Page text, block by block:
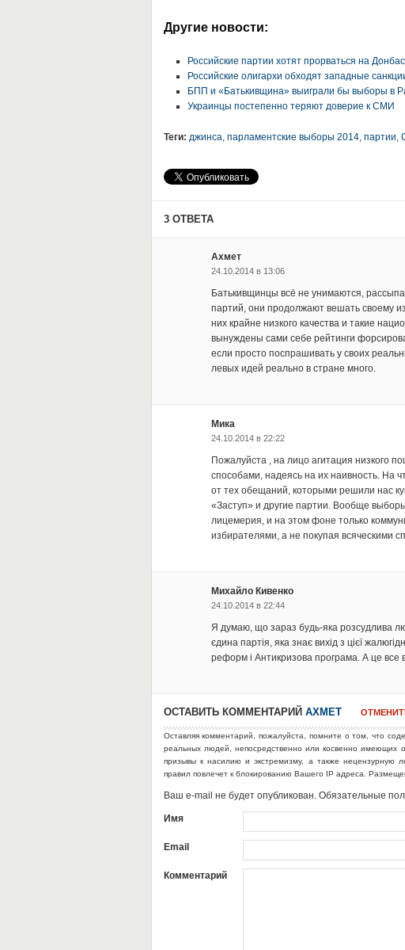
Другие новости:
Российские партии хотят прорваться на
Российские олигархи обходят западные
БПП и «Батькивщина» выиграли бы выборы в
Украинцы постепенно теряют доверие к СМИ
Теги: джинса, парламентские выборы 2014, партии,
3 ОТВЕТА
Ахмет
24.10.2014 в 13:06
Батькивщинцы всё не унимаются,
партий, они продолжают вешать своему
них крайне низкого качества и такие
вынуждены сами себе рейтинги
если просто поспрашивать у своих
левых идей реально в стране много.
Мика
24.10.2014 в 22:22
Пожалуйста , на лицо агитация низкого
способами, надеясь на их наивность. На
от тех обещаний, которыми решили нас
«Заступ» и другие партии. Вообще
лицемерия, и на этом фоне только
избирателями, а не покупая всяческими
Михайло Кивенко
24.10.2014 в 22:44
Я думаю, що зараз будь-яка розсудлива
єдина партія, яка знає вихід з цієї
реформ і Антикризова програма. А це все
ОСТАВИТЬ КОММЕНТАРИЙ АХМЕТ
Оставляя комментарий, пожалуйста, помните о том, что
реальных людей, непосредственно или косвенно
призывы к насилию и экстремизму, а также нецензурную
правил повлечет к блокированию Вашего IP адреса.
Ваш e-mail не будет опубликован. Обязательные
Имя
Email
Комментарий